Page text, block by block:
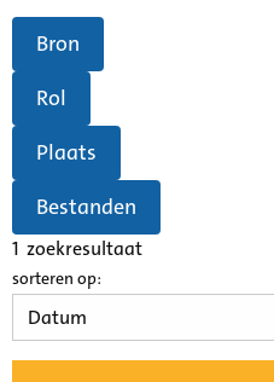
Bron
Rol
Plaats
Bestanden
1 zoekresultaat
sorteren op: